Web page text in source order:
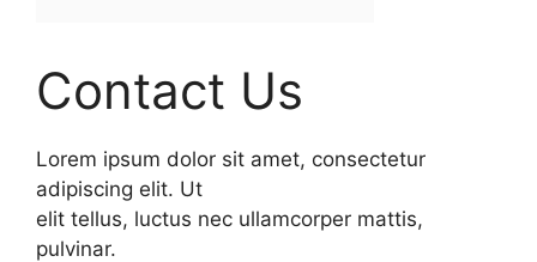
Contact Us
Lorem ipsum dolor sit amet, consectetur
adipiscing elit. Ut
elit tellus, luctus nec ullamcorper mattis,
pulvinar.